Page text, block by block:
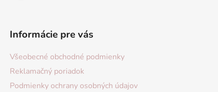
Informácie pre vás
Všeobecné obchodné podmienky
Reklamačný poriadok
Podmienky ochrany osobných údajov